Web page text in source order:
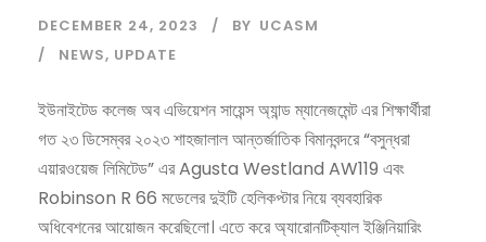
DECEMBER 24, 2023 BY UCASM
NEWS, UPDATE
ইউনাইটেড কলেজ অব এভিয়েশন সায়েন্স অ্যান্ড ম্যানেজমেন্ট এর শিক্ষার্থীরা
গত ২৩ ডিসেম্বর ২০২৩ শাহজালাল আন্তর্জাতিক বিমানবন্দরে “বসুন্ধরা
এয়ারওয়েজ লিমিটেড” এর Agusta Westland AW119 এবং
Robinson R 66 মডেলের দুইটি হেলিকপ্টার নিয়ে ব্যবহারিক
অধিবেশনের আয়োজন করেছিলো। এতে করে অ্যারোনটিক্যাল ইঞ্জিনিয়ারিং